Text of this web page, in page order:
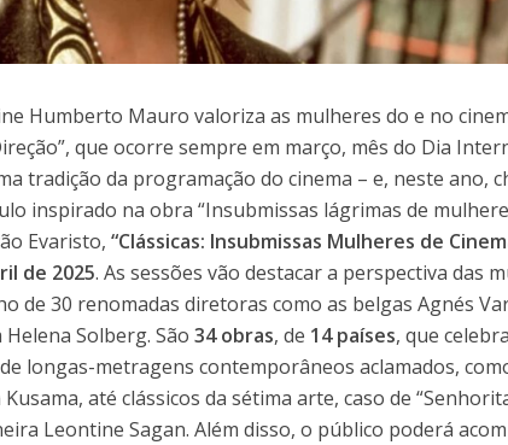
Humberto Mauro valoriza as mulheres do e no
que ocorre sempre em março, mês do Dia
tradição da programação do cinema – e, neste ano,
inspirado na obra “Insubmissas lágrimas de
Evaristo,“Clássicas: Insubmissas Mulheres de
de 2025. As sessões vão destacar a perspectiva das
de 30 renomadas diretoras como as belgas Agnés
Helena Solberg. São34 obras, de 14 países, que
longas-metragens contemporâneos aclamados,
até clássicos da sétima arte, caso de
Leontine Sagan. Além disso, o público poderá